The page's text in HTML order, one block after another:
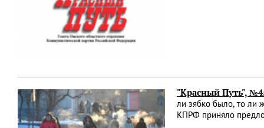
"Красный Путь",
ли зябко было, то ли
КПРФ приняло